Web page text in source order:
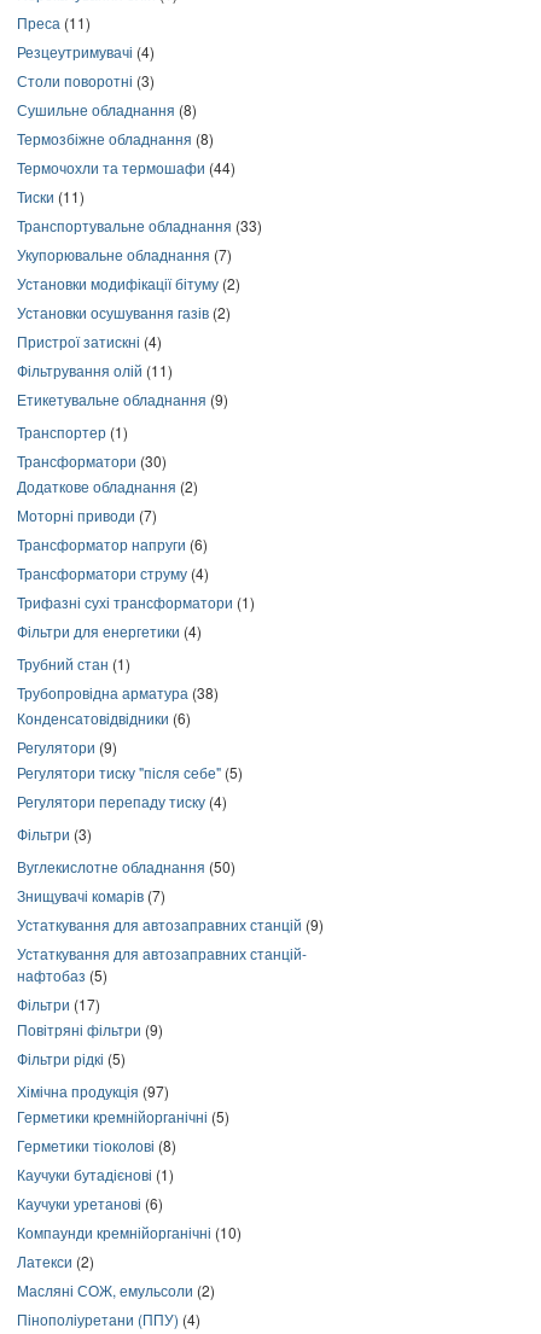
Преса (11)
Резцеутримувачі (4)
Столи поворотні (3)
Сушильне обладнання (8)
Термозбіжне обладнання (8)
Термочохли та термошафи (44)
Тиски (11)
Транспортувальне обладнання (33)
Укупорювальне обладнання (7)
Установки модифікації бітуму (2)
Установки осушування газів (2)
Пристрої затискні (4)
Фільтрування олій (11)
Етикетувальне обладнання (9)
Транспортер (1)
Трансформатори (30)
Додаткове обладнання (2)
Моторні приводи (7)
Трансформатор напруги (6)
Трансформатори струму (4)
Трифазні сухі трансформатори (1)
Фільтри для енергетики (4)
Трубний стан (1)
Трубопровідна арматура (38)
Конденсатовідвідники (6)
Регулятори (9)
Регулятори тиску "після себе" (5)
Регулятори перепаду тиску (4)
Фільтри (3)
Вуглекислотне обладнання (50)
Знищувачі комарів (7)
Устаткування для автозаправних станцій (9)
Устаткування для автозаправних станцій-
нафтобаз (5)
Фільтри (17)
Повітряні фільтри (9)
Фільтри рідкі (5)
Хімічна продукція (97)
Герметики кремнійорганічні (5)
Герметики тіоколові (8)
Каучуки бутадієнові (1)
Каучуки уретанові (6)
Компаунди кремнійорганічні (10)
Латекси (2)
Масляні СОЖ, емульсоли (2)
Пінополіуретани (ППУ) (4)